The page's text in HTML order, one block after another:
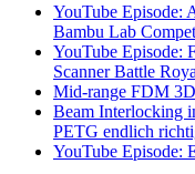
YouTube Episode:
Bambu Lab
YouTube Episode:
Scanner Battle
Mid-range FDM
Beam Interlocking
PETG endlich
YouTube Episode: